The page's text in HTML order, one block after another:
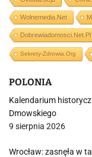
Wolnemedia.net
Dobrewiadomosci.net.pl
Sekrety-Zdrowia.org
POLONIA
Kalendarium
Dmowskiego
9 sierpnia 2026
Wrocław: zasnęła w